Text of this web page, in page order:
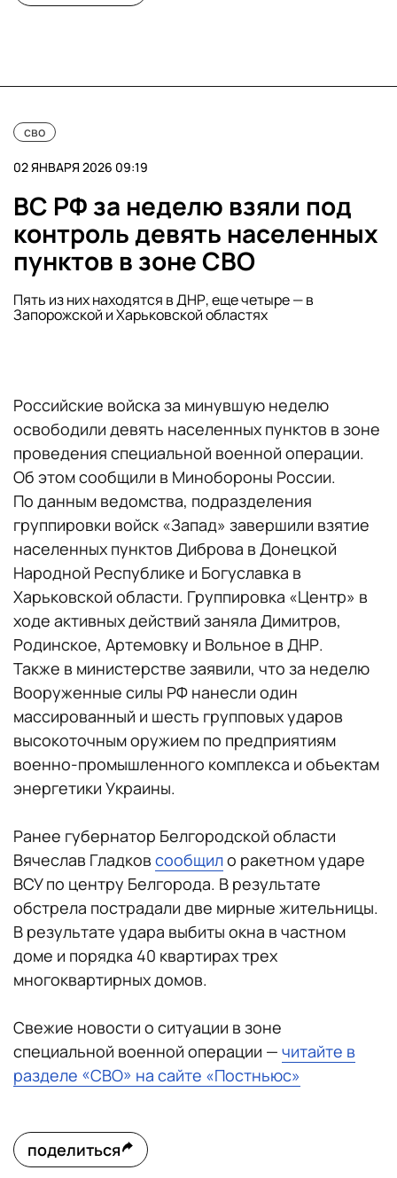
сво
02 ЯНВАРЯ 2026 09:19
ВС РФ за неделю взяли под
контроль девять населенных
пунктов в зоне СВО
Пять из них находятся в ДНР, еще четыре — в
Запорожской и Харьковской областях
Российские войска за минувшую неделю
освободили девять населенных пунктов в зоне
проведения специальной военной операции.
Об этом сообщили в Минобороны России.
По данным ведомства, подразделения
группировки войск «Запад» завершили взятие
населенных пунктов Диброва в Донецкой
Народной Республике и Богуславка в
Харьковской области. Группировка «Центр» в
ходе активных действий заняла Димитров,
Родинское, Артемовку и Вольное в ДНР.
Также в министерстве заявили, что за неделю
Вооруженные силы РФ нанесли один
массированный и шесть групповых ударов
высокоточным оружием по предприятиям
военно-промышленного комплекса и объектам
энергетики Украины.
Ранее губернатор Белгородской области
Вячеслав Гладков сообщило ракетном ударе
ВСУ по центру Белгорода. В результате
обстрела пострадали две мирные жительницы.
В результате удара выбиты окна в частном
доме и порядка 40 квартирах трех
многоквартирных домов.
Свежие новости о ситуации в зоне
специальной военной операции — читайте в
разделе «СВО» на сайте «Постньюс»
поделиться